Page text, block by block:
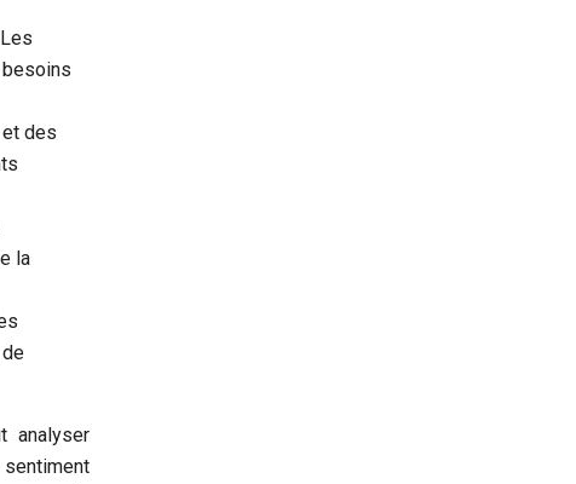
des
la
analyser